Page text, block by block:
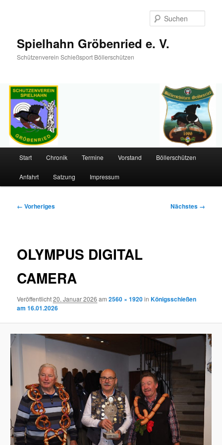
Spielhahn Gröbenried e. V.
Schützenverein Schießsport Böllerschützen
Zum
primären
Start Chronik Termine Vorstand Böllerschützen
Anfahrt Satzung Impressum
Bilder-
← Vorheriges Nächstes →
OLYMPUS DIGITAL
CAMERA
Veröffentlicht20. Januar 2026 am2560 × 1920inKönigsschießen
am 16.01.2026